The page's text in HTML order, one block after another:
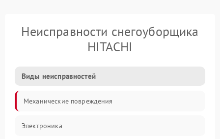
Неисправности снегоуборщика
HITACHI
Виды неисправностей
Механические повреждения
Электроника